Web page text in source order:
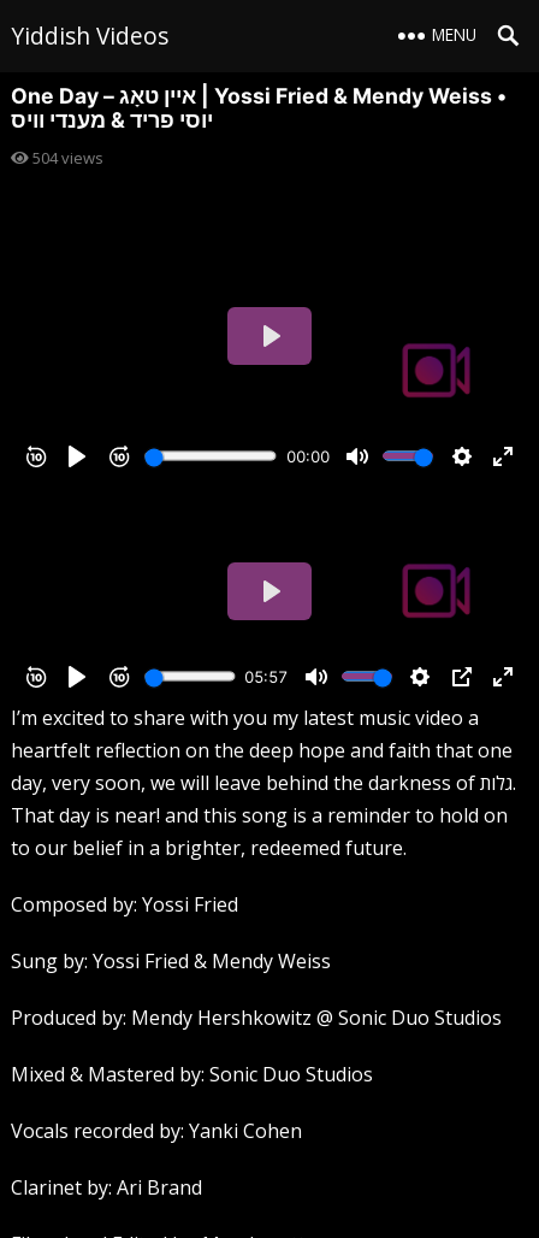
Yiddish Videos MENU
One Day – איין טאָג | Yossi Fried & Mendy Weiss •
יוסי פריד & מענדי וויס
504views
I’m excited to share with you my latest music video a
heartfelt reflection on the deep hope and faith that one
day, very soon, we will leave behind the darkness of גלות.
That day is near! and this song is a reminder to hold on
to our belief in a brighter, redeemed future.
Composed by: Yossi Fried
Sung by: Yossi Fried & Mendy Weiss
Produced by: Mendy Hershkowitz @ Sonic Duo Studios
Mixed & Mastered by: Sonic Duo Studios
Vocals recorded by: Yanki Cohen
Clarinet by: Ari Brand